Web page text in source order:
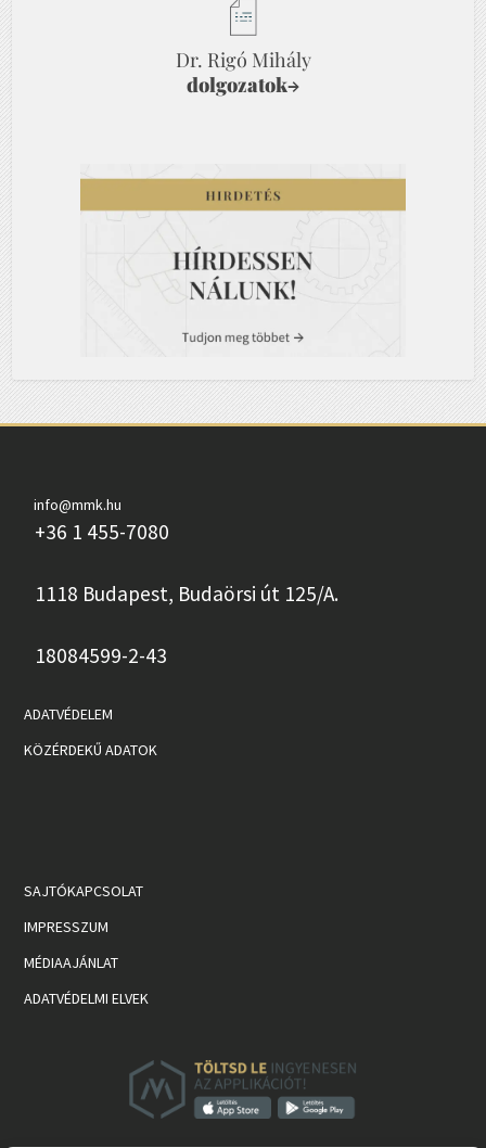
Dr. Rigó Mihály
dolgozatok→
info@mmk.hu
+36 1 455-7080
1118 Budapest, Budaörsi út 125/A.
18084599-2-43
ADATVÉDELEM
KÖZÉRDEKŰ ADATOK
SAJTÓKAPCSOLAT
IMPRESSZUM
MÉDIAAJÁNLAT
ADATVÉDELMI ELVEK